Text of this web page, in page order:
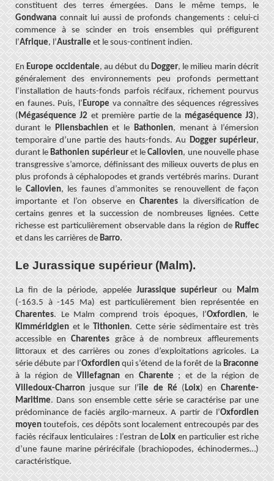
constituent des terres émergées. Dans le même temps, le
Gondwanaconnait lui aussi de profonds changements : celui-ci
commence à se scinder en trois ensembles qui préfigurent
l’Afrique, l’Australieet le sous-continent indien.
EnEurope occidentale, au début du Dogger, le milieu marin décrit
généralement des environnements peu profonds permettant
l’installation de hauts-fonds parfois récifaux, richement pourvus
en faunes. Puis, l’Europeva connaître des séquences régressives
(Mégaséquence J2et première partie de lamégaséquence J3),
durant le Pliensbachienet le Bathonien, menant à l’émersion
temporaire d’une partie des hauts-fonds. AuDogger supérieur,
durant leBathonien supérieuret leCallovien, une nouvelle phase
transgressive s’amorce, définissant des milieux ouverts de plus en
plus profonds à céphalopodes et grands vertébrés marins. Durant
leCallovien, les faunes d’ammonites se renouvellent de façon
importante et l’on observe enCharentesla diversification de
certains genres et la succession de nombreuses lignées. Cette
richesse est particulièrement observable dans la région deRuffec
et dans les carrières deBarro.
Le Jurassique supérieur (Malm).
La fin de la période, appeléeJurassique supérieurouMalm
(-163.5 à -145 Ma) est particulièrement bien représentée en
Charentes.Le Malm comprend trois époques, l’Oxfordien, le
Kimméridgienet leTithonien. Cette série sédimentaire est très
accessible enCharentesgrâce à de nombreux affleurements
littoraux et des carrières ou zones d’exploitations agricoles. La
série débute par l’Oxfordienqui s’étend de la forêt de laBraconne
à la région deVillefagnanenCharente; et de la région de
Villedoux-Charronjusque sur l’île de Ré(Loix) enCharente-
Maritime. Dans son ensemble cette série se caractérise par une
prédominance de faciès argilo-marneux. A partir de l’Oxfordien
moyentoutefois, ces dépôts sont localement entrecoupés par des
faciès récifaux lenticulaires : l’estran deLoixen particulier est riche
d’une faune marine périrécifale (brachiopodes, échinodermes…)
caractéristique.